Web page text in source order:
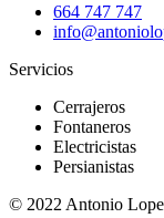
664 747 747
Servicios
Cerrajeros
Fontaneros
Electricistas
Persianistas
© 2022 Antonio